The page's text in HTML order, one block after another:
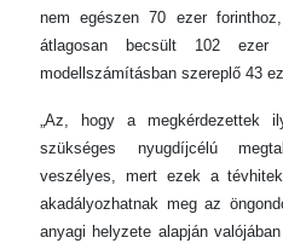
nem egészen 70 ezer
átlagosan becsült 102
modellszámításban szereplő 43
„Az, hogy a megkérdezettek
szükséges nyugdíjcélú
veszélyes, mert ezek a
akadályozhatnak meg az
anyagi helyzete alapján